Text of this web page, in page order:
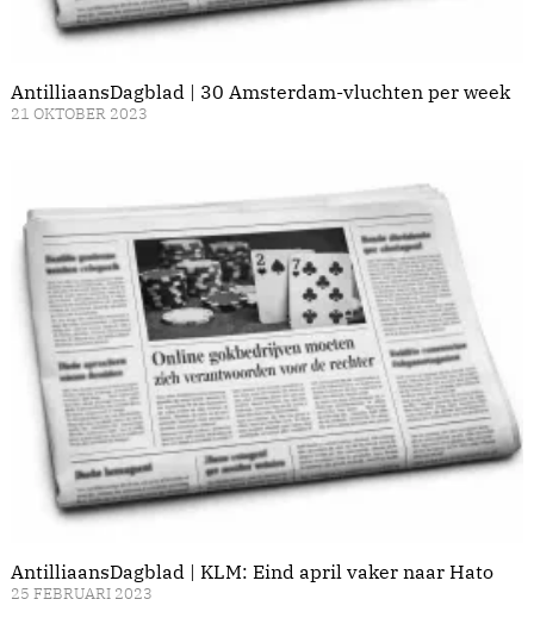
AntilliaansDagblad | 30 Amsterdam-vluchten per week
21 OKTOBER 2023
AntilliaansDagblad | KLM: Eind april vaker naar Hato
25 FEBRUARI 2023